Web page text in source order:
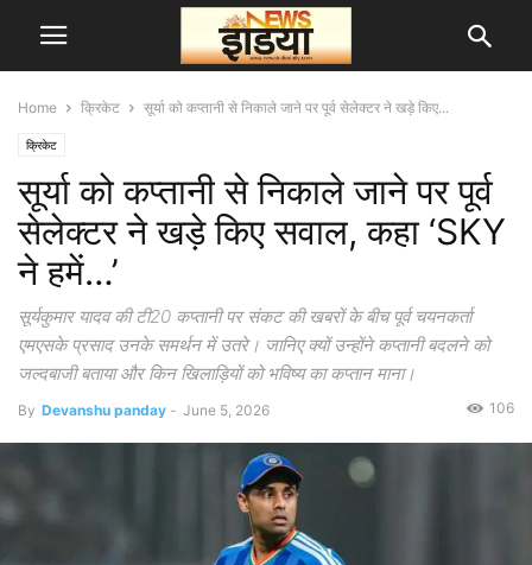
Home क्रिकेट सूर्या को कप्तानी से निकाले जाने पर पूर्व सेलेक्टर ने खड़े किए...
क्रिकेट
सूर्या को कप्तानी से निकाले जाने पर पूर्व
सेलेक्टर ने खड़े किए सवाल, कहा ‘SKY
ने हमें…’
सूर्यकुमार यादव की टी20 कप्तानी पर संकट की खबरों के बीच पूर्व चयनकर्ता
एमएसके प्रसाद उनके समर्थन में उतरे। जानिए क्यों उन्होंने कप्तानी बदलने को
जल्दबाजी बताया और किन खिलाड़ियों को भविष्य का कप्तान माना।
By Devanshu panday - June 5, 2026 106